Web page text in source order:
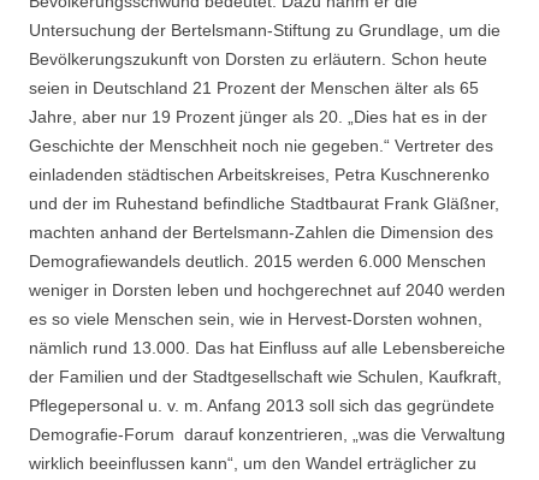
Untersuchung der Bertelsmann-Stiftung zu Grundlage, um die
Bevölkerungszukunft von Dorsten zu erläutern. Schon heute
seien in Deutschland 21 Prozent der Menschen älter als 65
Jahre, aber nur 19 Prozent jünger als 20. „Dies hat es in der
Geschichte der Menschheit noch nie gegeben.“ Vertreter des
einladenden städtischen Arbeitskreises, Petra Kuschnerenko
und der im Ruhestand befindliche Stadtbaurat Frank Gläßner,
machten anhand der Bertelsmann-Zahlen die Dimension des
Demografiewandels deutlich. 2015 werden 6.000 Menschen
weniger in Dorsten leben und hochgerechnet auf 2040 werden
es so viele Menschen sein, wie in Hervest-Dorsten wohnen,
nämlich rund 13.000. Das hat Einfluss auf alle Lebensbereiche
der Familien und der Stadtgesellschaft wie Schulen, Kaufkraft,
Pflegepersonal u. v. m. Anfang 2013 soll sich das gegründete
Demografie-Forum darauf konzentrieren, „was die Verwaltung
wirklich beeinflussen kann“, um den Wandel erträglicher zu